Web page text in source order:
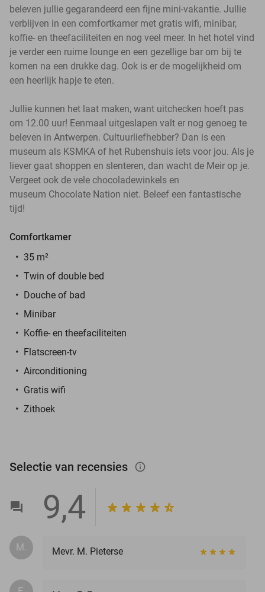
beleven jullie gegarandeerd een fijne mini-vakantie. Jullie
verblijven in een comfortkamer met gratis wifi, minibar,
koffie- en theefaciliteiten en nog veel meer. In het hotel vind
je verder een ruime lounge en een gezellige bar om bij te
komen na een drukke dag. Ook is er de mogelijkheid om
een heerlijk hapje te eten.
Jullie kunnen het laat maken, want uitchecken hoeft pas
om 12.00 uur! Eenmaal uitgeslapen valt er nog genoeg te
beleven in Antwerpen. Cultuurliefhebber? Dan is een
museum als KSMKA of het Rubenshuis iets voor jou. Als je
liever gaat shoppen en slenteren, dan wacht de Meir op je.
Vergeet ook de vele chocoladewinkels en
museum Chocolate Nation niet. Beleef een fantastische
tijd!
Comfortkamer
35 m²
Twin of double bed
Douche of bad
Minibar
Koffie- en theefaciliteiten
Flatscreen-tv
Airconditioning
Gratis wifi
Zithoek
Selectie van recensies info_outlined
9,4
M. Mevr. M. Pieterse